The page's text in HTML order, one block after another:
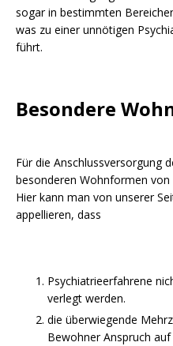
sogar in bestimmten
was zu einer unnötigen
führt.
Besondere
Für die Anschlussversorgung
besonderen Wohnformen
Hier kann man von unserer
appellieren, dass
Psychiatrieerfahrene
verlegt werden.
die überwiegende
Bewohner Anspruch